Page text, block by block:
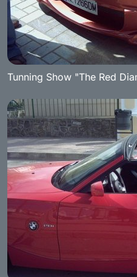
Tunning Show "The Red